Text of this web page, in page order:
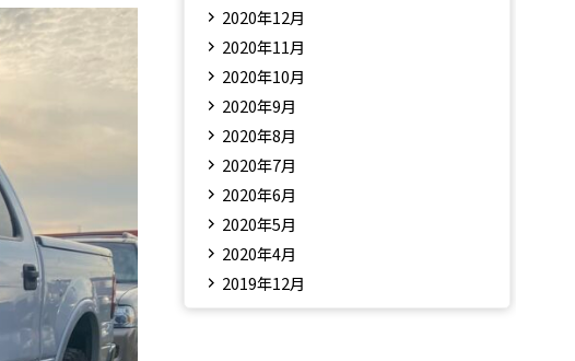
2020年12月
2020年11月
2020年10月
2020年9月
2020年8月
2020年7月
2020年6月
2020年5月
2020年4月
2019年12月